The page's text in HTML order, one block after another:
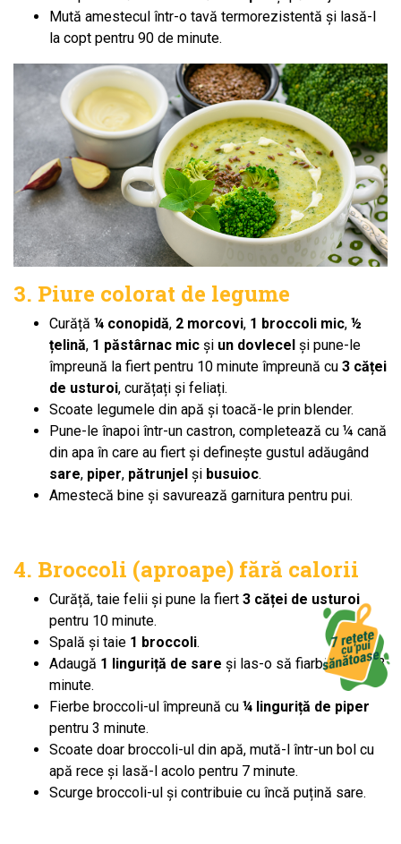
Mută amestecul într-o tavă termorezistentă și lasă-l
la copt pentru 90 de minute.
3. Piure colorat de legume
Curăță ¼ conopidă, 2 morcovi, 1 broccoli mic, ½
țelină, 1 păstârnac mic și un dovlecel și pune-le
împreună la fiert pentru 10 minute împreună cu 3 căței
de usturoi, curățați și feliați.
Scoate legumele din apă și toacă-le prin blender.
Pune-le înapoi într-un castron, completează cu ¼ cană
din apa în care au fiert și definește gustul adăugând
sare, piper, pătrunjel și busuioc.
Amestecă bine și savurează garnitura pentru pui.
4. Broccoli (aproape) fără calorii
Curăță, taie felii și pune la fiert 3 căței de usturoi
pentru 10 minute.
Spală și taie 1 broccoli.
Adaugă 1 linguriță de sare și las-o să fiarbă pentru 3
minute.
Fierbe broccoli-ul împreună cu ¼ linguriță de piper
pentru 3 minute.
Scoate doar broccoli-ul din apă, mută-l într-un bol cu
apă rece și lasă-l acolo pentru 7 minute.
Scurge broccoli-ul și contribuie cu încă puțină sare.